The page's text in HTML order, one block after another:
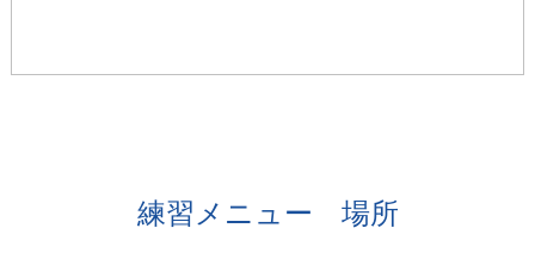
練習メニュー 場所